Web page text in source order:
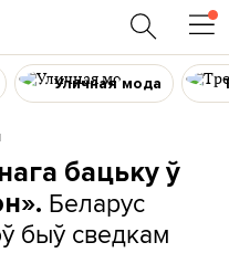
Уличная мода
бацьку ў
Беларус
быў сведкам